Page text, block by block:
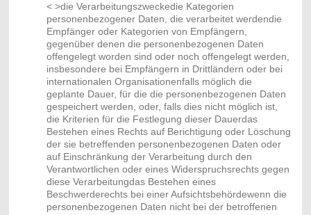
< >die Verarbeitungszweckedie Kategorien
personenbezogener Daten, die verarbeitet werdendie
Empfänger oder Kategorien von Empfängern,
gegenüber denen die personenbezogenen Daten
offengelegt worden sind oder noch offengelegt werden,
insbesondere bei Empfängern in Drittländern oder bei
internationalen Organisationenfalls möglich die
geplante Dauer, für die die personenbezogenen Daten
gespeichert werden, oder, falls dies nicht möglich ist,
die Kriterien für die Festlegung dieser Dauerdas
Bestehen eines Rechts auf Berichtigung oder Löschung
der sie betreffenden personenbezogenen Daten oder
auf Einschränkung der Verarbeitung durch den
Verantwortlichen oder eines Widerspruchsrechts gegen
diese Verarbeitungdas Bestehen eines
Beschwerderechts bei einer Aufsichtsbehördewenn die
personenbezogenen Daten nicht bei der betroffenen